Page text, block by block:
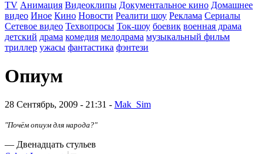
TV Анимация Видеоклипы Документальное кино Домашнее
видео Иное Кино Новости Реалити шоу Реклама Сериалы
Сетевое видео Техвопросы Ток-шоу боевик военная драма
детский драма комедия мелодрама музыкальный фильм
триллер ужасы фантастика фэнтези
Опиум
28 Сентябрь, 2009 - 21:31 - Mak_Sim
"Почём опиум для народа?"
— Двенадцать стульев